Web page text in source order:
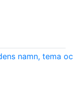
namn, tema